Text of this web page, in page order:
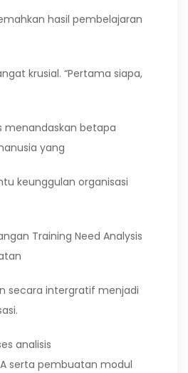
hasil pembelajaran
krusial. “Pertama siapa,
menandaskan betapa
yang
keunggulan organisasi
Training Need Analysis
secara intergratif menjadi
analisis
serta pembuatan modul